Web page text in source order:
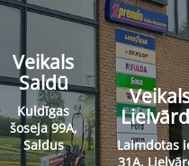
Veikals
Saldū
Kuldīgas
šoseja 99A,
Saldus
Laimdotas
31A,